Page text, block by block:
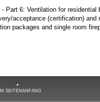
Part 6: Ventilation for
acceptance (certification)
packages and single room
SEITENANFANG